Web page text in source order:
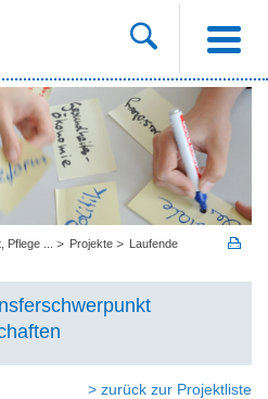
Pflege ... Projekte
Laufende
> zurück zur Projektliste